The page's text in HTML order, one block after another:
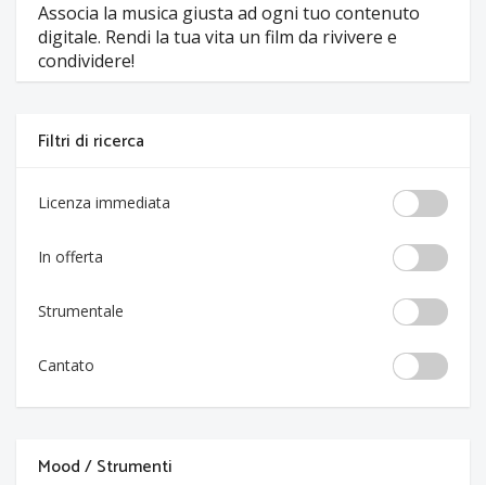
Associa la musica giusta ad ogni tuo contenuto
digitale. Rendi la tua vita un film da rivivere e
condividere!
Filtri di ricerca
Licenza immediata
In offerta
Strumentale
Cantato
Mood / Strumenti